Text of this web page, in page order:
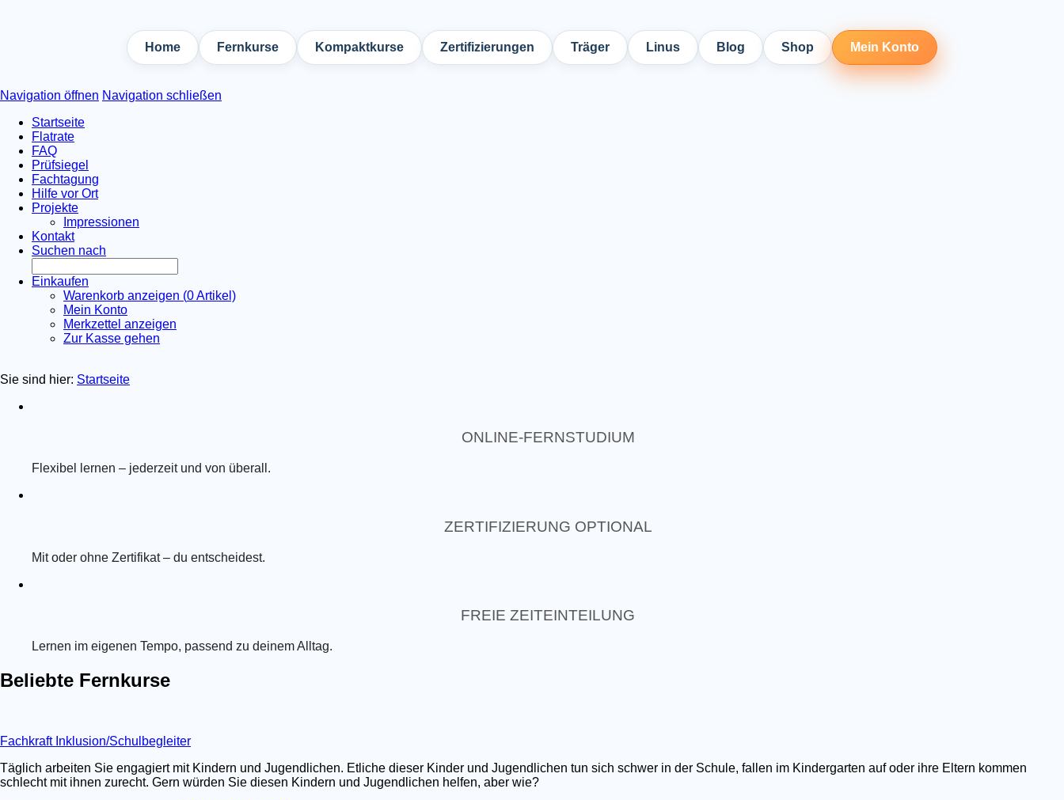
Home Fernkurse Kompaktkurse Zertifizierungen Träger Linus Blog Shop Mein Konto
Navigation öffnen Navigation schließen
Startseite
Flatrate
FAQ
Prüfsiegel
Fachtagung
Hilfe vor Ort
Projekte
Impressionen
Kontakt
Suchen nach
Einkaufen
Warenkorb anzeigen (0Artikel)
Mein Konto
Merkzettel anzeigen
Zur Kasse gehen
Sie sind hier: Startseite
ONLINE-FERNSTUDIUM
Flexibel lernen – jederzeit und von überall.
ZERTIFIZIERUNG OPTIONAL
Mit oder ohne Zertifikat – du entscheidest.
FREIE ZEITEINTEILUNG
Lernen im eigenen Tempo, passend zu deinem Alltag.
Beliebte Fernkurse
Fachkraft Inklusion/Schulbegleiter
Täglich arbeiten Sie engagiert mit Kindern und Jugendlichen. Etliche dieser Kinder und Jugendlichen tun sich schwer in der Schule, fallen im Kindergarten auf oder ihre Eltern kommen
schlecht mit ihnen zurecht. Gern würden Sie diesen Kindern und Jugendlichen helfen, aber wie?